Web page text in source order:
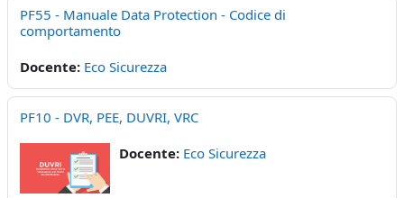
PF55 - Manuale Data Protection - Codice di
comportamento
Docente: Eco Sicurezza
PF10 - DVR, PEE, DUVRI, VRC
Docente: Eco Sicurezza